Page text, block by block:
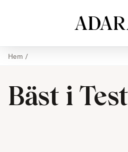
Hem /
Bäst i Test